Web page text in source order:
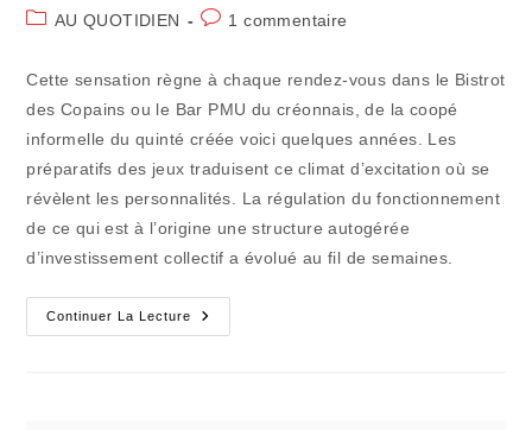
de
PostAU QUOTIDIEN
Commentaires
publication :
1 commentaire
Cette sensation règne à chaque rendez-vous dans le Bistrot
des Copains ou le Bar PMU du créonnais, de la coopé
informelle du quinté créée voici quelques années. Les
préparatifs des jeux traduisent ce climat d’excitation où se
révèlent les personnalités. La régulation du fonctionnement
de ce qui est à l’origine une structure autogérée
d’investissement collectif a évolué au fil de semaines.
Continuer La Lecture
Le
Club